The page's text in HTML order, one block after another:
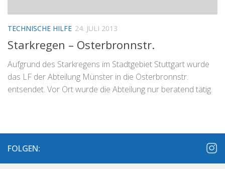
TECHNISCHE HILFE 24. JULI 2013
Starkregen – Osterbronnstr.
Aufgrund des Starkregens im Stadtgebiet Stuttgart wurde
das LF der Abteilung Münster in die Osterbronnstr.
entsendet. Vor Ort wurde die Abteilung nur beratend tätig.
FOLGEN: